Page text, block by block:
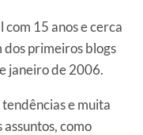
15 anos e cerca
primeiros blogs
janeiro de 2006.
e muita
como